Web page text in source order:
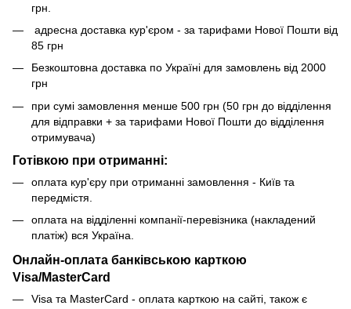
грн.
адресна доставка кур'єром - за тарифами Нової Пошти від
85 грн
Безкоштовна доставка по Україні для замовлень від 2000
грн
при сумі замовлення менше 500 грн (50 грн до відділення
для відправки + за тарифами Нової Пошти до відділення
отримувача)
Готівкою при отриманні:
оплата кур'єру при отриманні замовлення - Київ та
передмістя.
оплата на відділенні компанії-перевізника (накладений
платіж) вся Україна.
Онлайн-оплата банківською карткою
Visa/MasterCard
Visa та MasterCard - оплата карткою на сайті, також є